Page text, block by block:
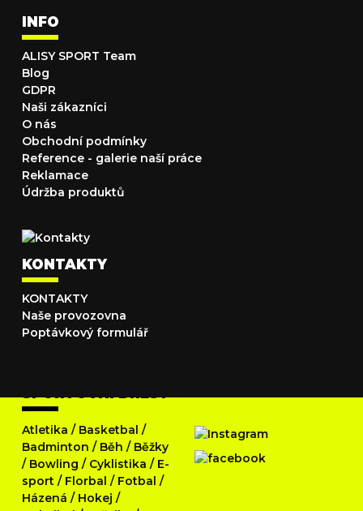
INFO
ALISY SPORT Team
Blog
GDPR
Naši zákazníci
O nás
Obchodní podmínky
Reference - galerie naší práce
Reklamace
Údržba produktů
KONTAKTY
KONTAKTY
Naše provozovna
Poptávkový formulář
SPORTOVNÍ DRESY
Atletika / Basketbal /
Badminton / Běh / Běžky
/ Bowling / Cyklistika / E-
sport / Florbal / Fotbal /
Házená / Hokej /